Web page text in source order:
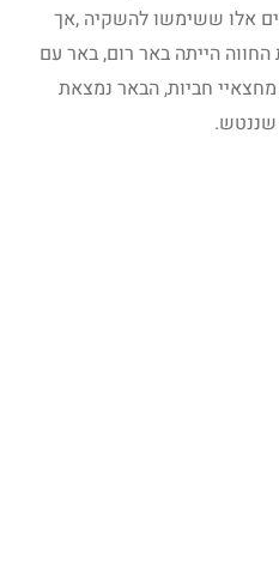
אלו ששימשו להשקיה ,אך
הייתה באר רום, באר עם
חביות, הבאר נמצאת
שננטש.